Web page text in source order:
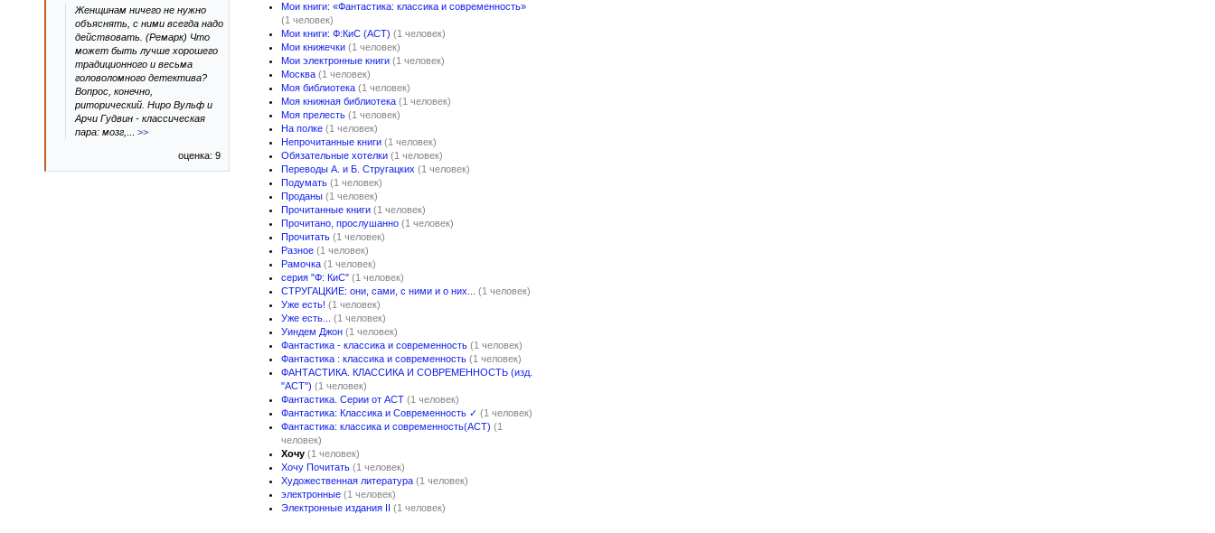
Мои книги: «Фантастика: классика и современность»
(1 человек)
Мои книги: Ф:КиС (АСТ) (1 человек)
Мои книжечки (1 человек)
Мои электронные книги (1 человек)
Москва (1 человек)
Моя библиотека (1 человек)
Моя книжная библиотека (1 человек)
Моя прелесть (1 человек)
На полке (1 человек)
Непрочитанные книги (1 человек)
Обязательные хотелки (1 человек)
Переводы А. и Б. Стругацких (1 человек)
Подумать (1 человек)
Проданы (1 человек)
Прочитанные книги (1 человек)
Прочитано, прослушанно (1 человек)
Прочитать (1 человек)
Разное (1 человек)
Рамочка (1 человек)
серия "Ф: КиС" (1 человек)
СТРУГАЦКИЕ: они, сами, с ними и о них...
(1 человек)
Уже есть! (1 человек)
Уже есть...
(1 человек)
Уиндем Джон (1 человек)
Фантастика - классика и современность (1 человек)
Фантастика : классика и современность (1 человек)
ФАНТАСТИКА. КЛАССИКА И СОВРЕМЕННОСТЬ (изд.
"АСТ") (1 человек)
Фантастика. Серии от АСТ (1 человек)
Фантастика: Классика и Современность ✓ (1 человек)
Фантастика: классика и современность(АСТ) (1
человек)
Хочу (1 человек)
Хочу Почитать (1 человек)
Художественная литература (1 человек)
электронные (1 человек)
Электронные издания II (1 человек)
Женщинам ничего не нужно
объяснять, с ними всегда надо
действовать. (Ремарк) Что
может быть лучше хорошего
традиционного и весьма
головоломного детектива?
Вопрос, конечно,
риторический. Ниро Вульф и
Арчи Гудвин - классическая
пара: мозг,
>>
оценка: 9